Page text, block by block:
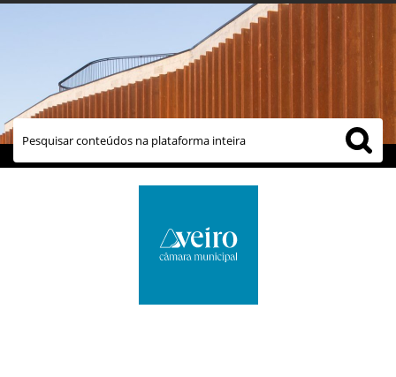
links úteis